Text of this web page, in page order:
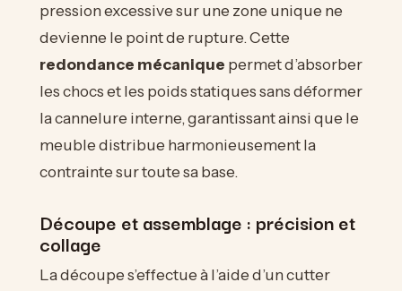
pression excessive sur une zone unique ne
devienne le point de rupture. Cette
redondance mécanique permet d’absorber
les chocs et les poids statiques sans déformer
la cannelure interne, garantissant ainsi que le
meuble distribue harmonieusement la
contrainte sur toute sa base.
Découpe et assemblage : précision et
collage
La découpe s’effectue à l’aide d’un cutter